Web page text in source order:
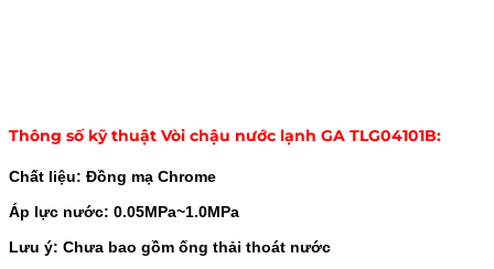
Thông số kỹ thuật Vòi chậu nước lạnh GA TLG04101B:
Chất liệu: Đồng mạ Chrome
Áp lực nước: 0.05MPa~1.0MPa
Lưu ý: Chưa bao gồm ống thải thoát nước